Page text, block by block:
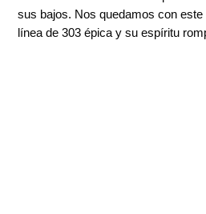
sus bajos. Nos quedamos con
línea de 303 épica y su espíritu